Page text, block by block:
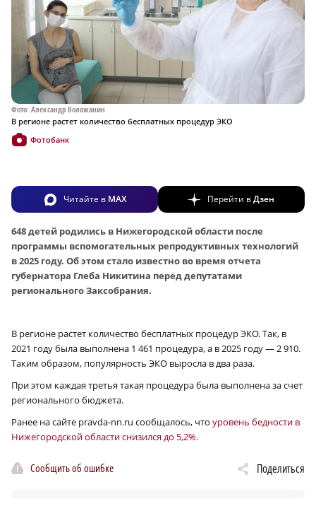
Фото: Александр Воложанин
В регионе растет количество бесплатных процедур ЭКО
Фотобанк
Читайте в MAX Перейти вДзен
648 детей родились в Нижегородской области после
программы вспомогательных репродуктивных технологий
в 2025 году. Об этом стало известно во время отчета
губернатора Глеба Никитина перед депутатами
регионального Заксобрания.
В регионе растет количество бесплатных процедур ЭКО. Так, в
2021 году была выполнена 1 461 процедура, а в 2025 году — 2 910.
Таким образом, популярность ЭКО выросла в два раза.
При этом каждая третья такая процедура была выполнена за счет
регионального бюджета.
Ранее на сайте pravda-nn.ru сообщалось, что уровень бедности в
Нижегородской области снизился до 5,2%.
Сообщить об ошибке Поделиться